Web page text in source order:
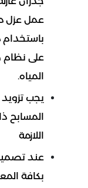
عمل عزل
باستخدام
على
المياه.
يجب
المسابح
اللازمة
عند
بكافة